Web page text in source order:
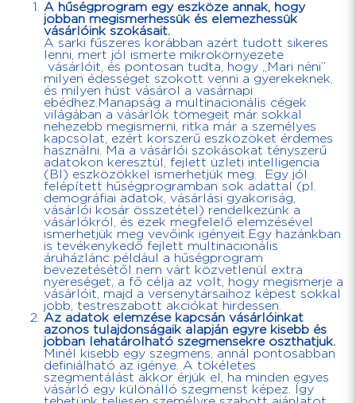
A hűségprogram egy eszköze annak, hogy
jobban megismerhessük és elemezhessük
vásárlóink szokásait.
A sarki fűszeres korábban azért tudott sikeres
lenni, mert jól ismerte mikrokörnyezete
vásárlóit, és pontosan tudta, hogy „Mari néni”
milyen édességet szokott venni a gyerekeknek,
és milyen húst vásárol a vasárnapi
ebédhez.Manapság a multinacionális cégek
világában a vásárlók tömegeit már sokkal
nehezebb megismerni, ritka már a személyes
kapcsolat, ezért korszerű eszközöket érdemes
használni. Ma a vásárlói szokásokat tényszerű
adatokon keresztül, fejlett üzleti intelligencia
(BI) eszközökkel ismerhetjük meg. Egy jól
felépített hűségprogramban sok adattal (pl.
demográfiai adatok, vásárlási gyakoriság,
vásárlói kosár összetétel) rendelkezünk a
vásárlókról, és ezek megfelelő elemzésével
ismerhetjük meg vevőink igényeit.Egy hazánkban
is tevékenykedő fejlett multinacionális
áruházlánc például a hűségprogram
bevezetésétől nem várt közvetlenül extra
nyereséget, a fő célja az volt, hogy megismerje a
vásárlóit, majd a versenytársaihoz képest sokkal
jobb, testreszabott akciókat hirdessen.
Az adatok elemzése kapcsán vásárlóinkat
azonos tulajdonságaik alapján egyre kisebb és
jobban lehatárolható szegmensekre oszthatjuk.
Minél kisebb egy szegmens, annál pontosabban
definiálható az igénye. A tökéletes
szegmentálást akkor érjük el, ha minden egyes
vásárló egy különálló szegmenst képez. Így